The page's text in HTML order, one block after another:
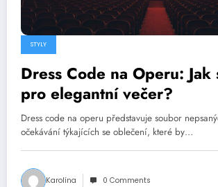
STYLY
Dress Code na Operu: Jak
pro elegantní večer?
Dress code na operu představuje soubor
očekávání týkajících se oblečení, které by…
Karolína 0 Comments